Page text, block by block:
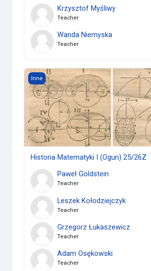
Krzysztof Myśliwy
Teacher
Wanda Niemyska
Teacher
Historia Matematyki I (Ogun) 25/26Z
Inne
Historia Matematyki I (Ogun) 25/26Z
Paweł Goldstein
Teacher
Leszek Kołodziejczyk
Teacher
Grzegorz Łukaszewicz
Teacher
Adam Osękowski
Teacher